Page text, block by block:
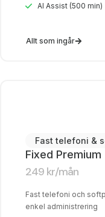
AI Assist (500 min)
Allt som ingår
Fast telefoni &
Fixed Premium
249 kr/mån
Fast telefoni och
enkel administrering